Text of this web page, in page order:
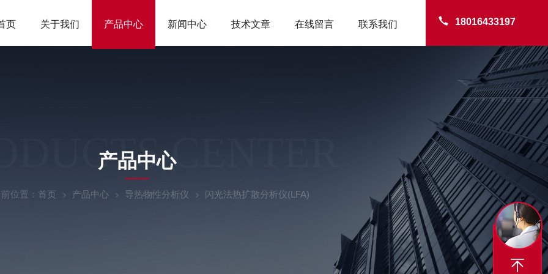
18016433197
页 关于我们 产品中心 新闻中心 技术文章 在线留言 联系我们
CENTER
产品中心
位置： 首页 产品中心 导热物性分析仪 闪光法热扩散分析仪(LFA)